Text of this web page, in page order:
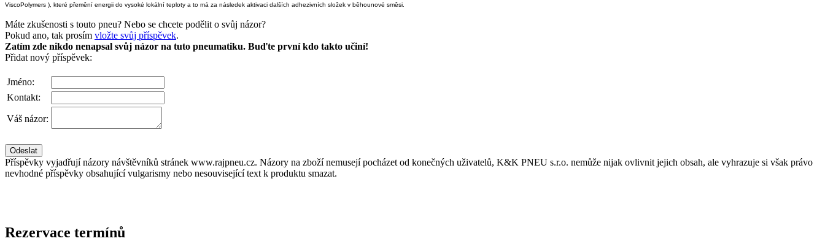
ViscoPolymers ), které přemění energii do vysoké lokální teploty a to má za následek aktivaci dalších adhezivních složek v běhounové směsi.
Máte zkušenosti s touto pneu? Nebo se chcete podělit o svůj názor?
Pokud ano, tak prosím vložte svůj příspěvek.
Zatím zde nikdo nenapsal svůj názor na tuto pneumatiku. Buďte první kdo takto učiní!
Přidat nový příspěvek:
Jméno:
Kontakt:
Váš názor:
Příspěvky vyjadřují názory návštěvníků stránek www.rajpneu.cz. Názory na zboží nemusejí pocházet od konečných uživatelů, K&K PNEU s.r.o. nemůže nijak ovlivnit jejich obsah, ale vyhrazuje si však právo
nevhodné příspěvky obsahující vulgarismy nebo nesouvisející text k produktu smazat.
Rezervace termínů